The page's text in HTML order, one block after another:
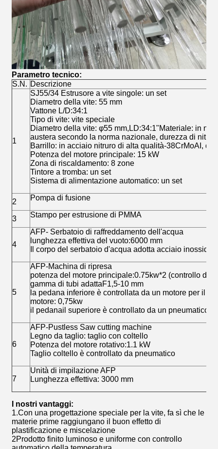
Parametro tecnico:
S.N. Descrizione
1
SJ55/34 Estrusore a vite singole: un set
Diametro della vite: 55 mm
Vattone L/D:34:1
Tipo di vite: vite speciale
Diametro della vite: φ55 mm,LD:34:1"Materiale: in
austera secondo la norma nazionale, durezza di
Barrillo: in acciaio nitruro di alta qualità-38CrMoAI,
Potenza del motore principale: 15 kW
Zona di riscaldamento: 8 zone
Tintore a tromba: un set
Sistema di alimentazione automatico: un set
2 Pompa di fusione
3 Stampo per estrusione di PMMA
4
AFP- Serbatoio di raffreddamento dell'acqua
lunghezza effettiva del vuoto:6000 mm
Il corpo del serbatoio d'acqua adotta acciaio
5
AFP-Machina di ripresa
potenza del motore principale:0.75kw*2 (controllo
gamma di tubi adattaF1,5-10 mm
la pedana inferiore è controllata da un motore per il
motore: 0,75kw
il pedanail superiore è controllato da un pneumatico
6
AFP-Pustless Saw cutting machine
Legno da taglio: taglio con coltello
Potenza del motore rotativo:1.1 kW
Taglio coltello è controllato da pneumatico
7
Unità di impilazione AFP
Lunghezza effettiva: 3000 mm
I nostri vantaggi:
1.Con una progettazione speciale per la vite, fa sì che le
materie prime raggiungano il buon effetto di
plastificazione e miscelazione
2Prodotto finito luminoso e uniforme con controllo